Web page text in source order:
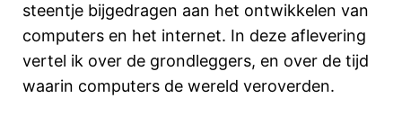
steentje bijgedragen aan het ontwikkelen van
computers en het internet. In deze aflevering
vertel ik over de grondleggers, en over de tijd
waarin computers de wereld veroverden.